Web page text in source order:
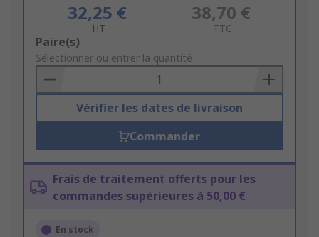
32,25 €
HT
38,70 €
TTC
Add
to
Basket
Paire(s)
Sélectionner ou entrer la quantité
Vérifier les dates de livraison
Commander
Frais de traitement offerts pour les
commandes supérieures à 50,00 €
En stock